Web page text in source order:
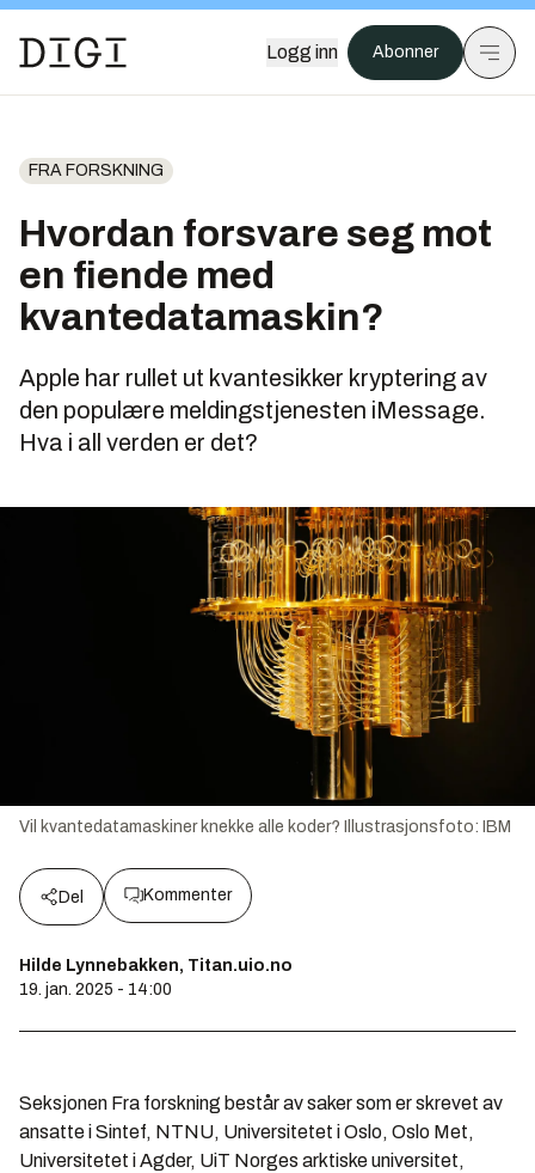
Logg inn Abonner
FRA FORSKNING
Hvordan forsvare seg mot
en fiende med
kvantedatamaskin?
Apple har rullet ut kvantesikker kryptering av
den populære meldingstjenesten iMessage.
Hva i all verden er det?
Vil kvantedatamaskiner knekke alle koder? Illustrasjonsfoto: IBM
Del Kommenter
Hilde Lynnebakken, Titan.uio.no
19. jan. 2025 - 14:00
Seksjonen Fra forskning består av saker som er skrevet av
ansatte i Sintef, NTNU, Universitetet i Oslo, Oslo Met,
Universitetet i Agder, UiT Norges arktiske universitet,